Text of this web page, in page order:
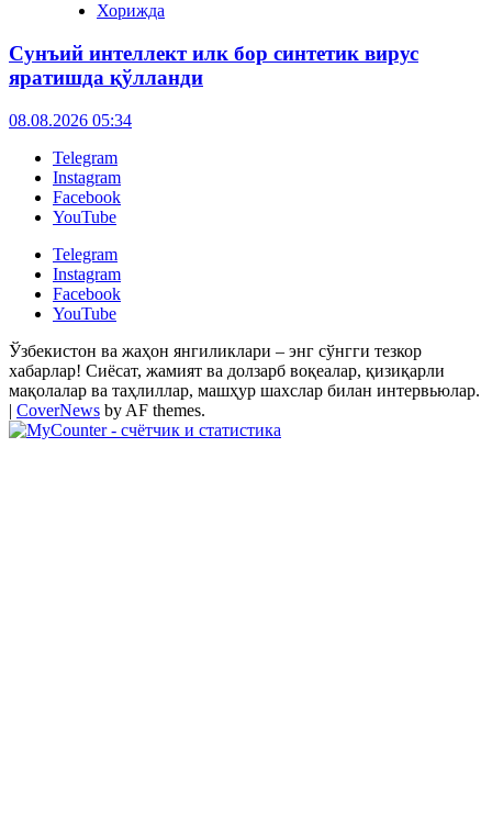
Хорижда
Сунъий интеллект илк бор синтетик вирус
яратишда қўлланди
08.08.2026 05:34
Telegram
Instagram
Facebook
YouTube
Telegram
Instagram
Facebook
YouTube
Ўзбекистон ва жаҳон янгиликлари – энг сўнгги тезкор
хабарлар! Сиёсат, жамият ва долзарб воқеалар, қизиқарли
мақолалар ва таҳлиллар, машҳур шахслар билан интервьюлар.
| CoverNews by AF themes.